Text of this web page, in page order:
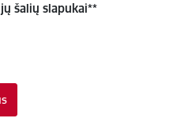
šalių slapukai**